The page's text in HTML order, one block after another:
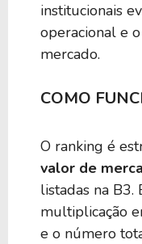
institucionais
operacional e
mercado.
COMO
O ranking é
valor de
listadas na
multiplicação
e o número